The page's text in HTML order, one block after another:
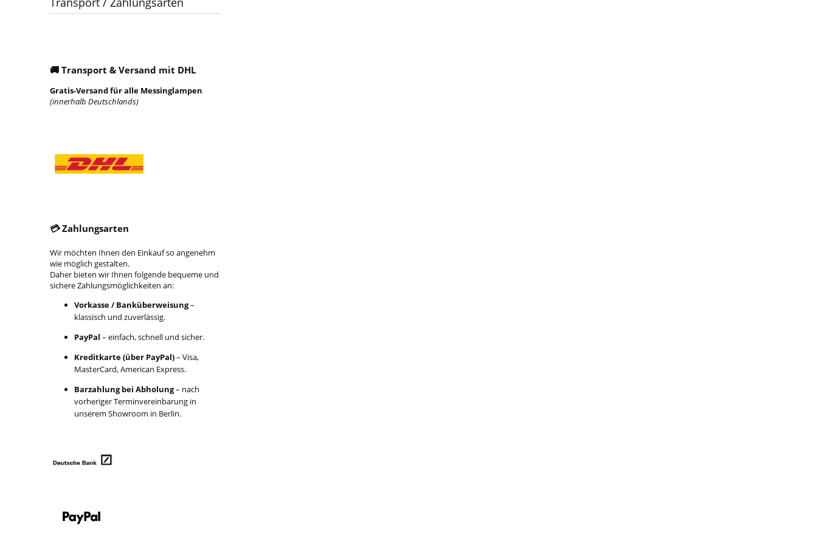
🚚 Transport & Versand mit DHL
Gratis-Versand für alle Messinglampen
(innerhalb Deutschlands)
💳Zahlungsarten
Wir möchten Ihnen den Einkauf so angenehm
wie möglich gestalten.
Daher bieten wir Ihnen folgende bequeme und
sichere Zahlungsmöglichkeiten an:
Vorkasse / Banküberweisung–
klassisch und zuverlässig.
PayPal – einfach, schnell und sicher.
Kreditkarte (über PayPal)– Visa,
MasterCard, American Express.
Barzahlung bei Abholung– nach
vorheriger Terminvereinbarung in
unserem Showroom in Berlin.